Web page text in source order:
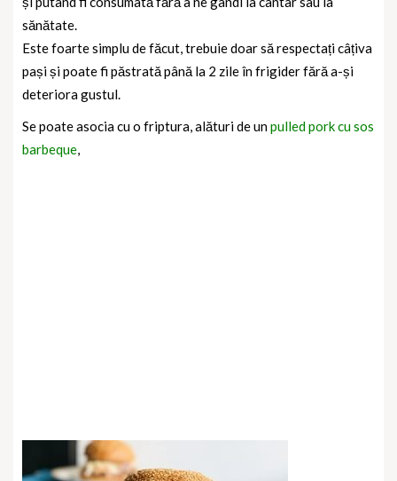
sănătate.
Este foarte simplu de făcut, trebuie doar să respectați câțiva
pași și poate fi păstrată până la 2 zile în frigider fără a-și
deteriora gustul.
Se poate asocia cu o friptura, alături de unpulled pork cu sos
barbeque,